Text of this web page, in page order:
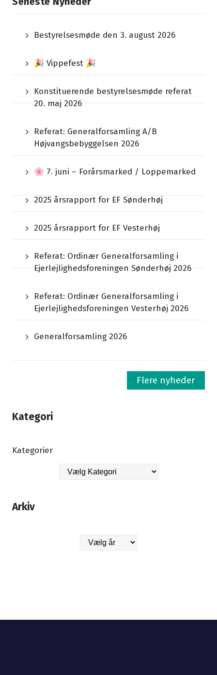
Bestyrelsesmøde den 3. august 2026
🎉 Vippefest 🎉
Konstituerende bestyrelsesmøde referat
20. maj 2026
Referat: Generalforsamling A/B
Højvangsbebyggelsen 2026
🌸 7. juni – Forårsmarked / Loppemarked
2025 årsrapport for EF Sønderhøj
2025 årsrapport for EF Vesterhøj
Referat: Ordinær Generalforsamling i
Ejerlejlighedsforeningen Sønderhøj 2026
Referat: Ordinær Generalforsamling i
Ejerlejlighedsforeningen Vesterhøj 2026
Generalforsamling 2026
Flere nyheder
Kategori
Kategorier
Arkiv